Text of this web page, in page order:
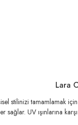
Lara
stilinizi tamamlamak
sağlar. UV ışınlarına